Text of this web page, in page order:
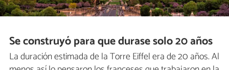
Se construyó para que durase solo 20 años
La duración estimada de la Torre Eiffel era de 20 años. Al